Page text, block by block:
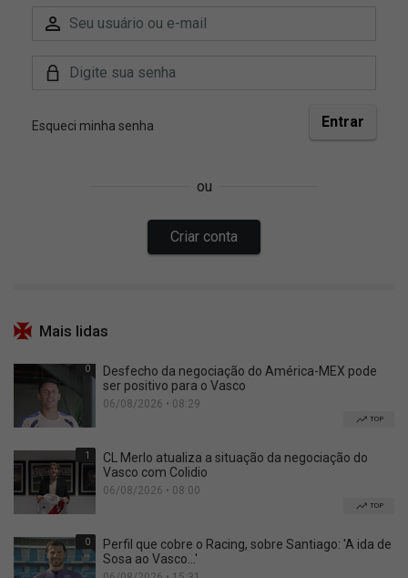
Mais lidas
0
Desfecho da negociação do América-MEX pode
ser positivo para o Vasco
06/08/2026 • 08:29
TOP
1
CL Merlo atualiza a situação da negociação do
Vasco com Colidio
06/08/2026 • 08:00
TOP
0
Perfil que cobre o Racing, sobre Santiago: 'A ida de
Sosa ao Vasco...'